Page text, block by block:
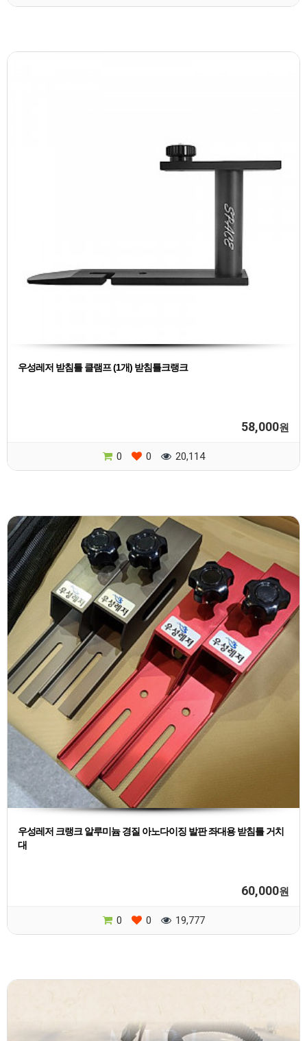
우성레저 받침틀 클램프 (1개) 받침틀크랭크
58,000원
0 0 20,114
우성레저 크랭크 알루미늄 경질 아노다이징 발판 좌대용 받침틀 거치
대
60,000원
0 0 19,777